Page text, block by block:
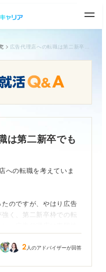
は第二新卒でも
への転職を考えていま
のですが、やはり広告
く、第二新卒枠での転
、広告代理店は専門性
ています。
2 人のアドバイザーが回答